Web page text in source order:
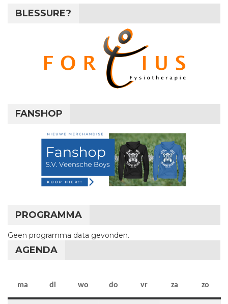
BLESSURE?
FANSHOP
PROGRAMMA
Geen programma data gevonden.
AGENDA
ma maandag
di dinsdag
wo woensdag
do donderdag
vr vrijdag
za zaterdag
zo